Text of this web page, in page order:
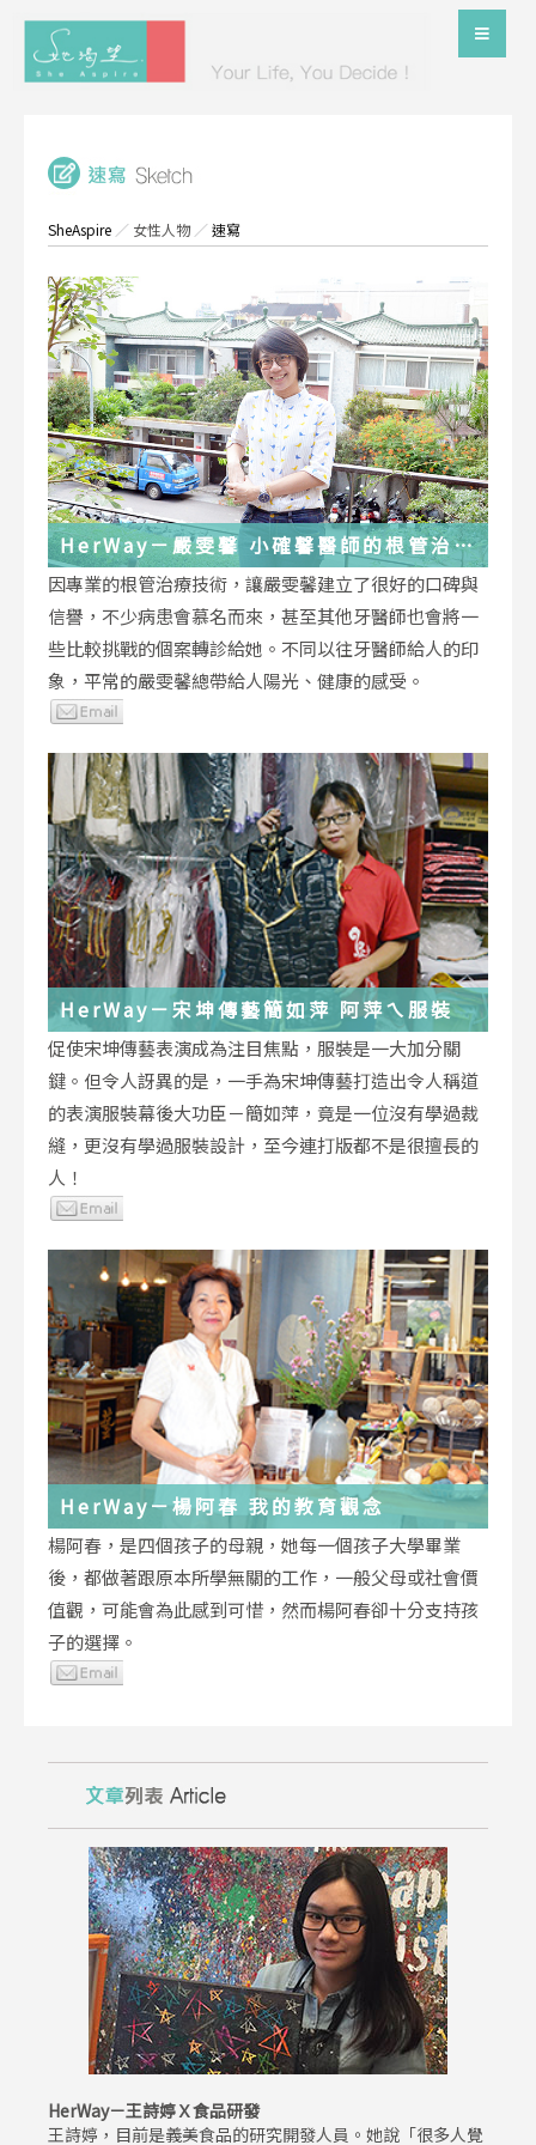
SheAspire ／ 女性人物／速寫
HerWay－嚴雯馨 小確馨醫師的根管治療
小確幸
因專業的根管治療技術，讓嚴雯馨建立了很好的口碑與
信譽，不少病患會慕名而來，甚至其他牙醫師也會將一
些比較挑戰的個案轉診給她。不同以往牙醫師給人的印
象，平常的嚴雯馨總帶給人陽光、健康的感受。
HerWay－宋坤傳藝簡如萍 阿萍ㄟ服裝
促使宋坤傳藝表演成為注目焦點，服裝是一大加分關
鍵。但令人訝異的是，一手為宋坤傳藝打造出令人稱道
的表演服裝幕後大功臣－簡如萍，竟是一位沒有學過裁
縫，更沒有學過服裝設計，至今連打版都不是很擅長的
人！
HerWay－楊阿春 我的教育觀念
楊阿春，是四個孩子的母親，她每一個孩子大學畢業
後，都做著跟原本所學無關的工作，一般父母或社會價
值觀，可能會為此感到可惜，然而楊阿春卻十分支持孩
子的選擇。
HerWay－王詩婷Ｘ食品研發
王詩婷，目前是義美食品的研究開發人員。她說「很多人覺